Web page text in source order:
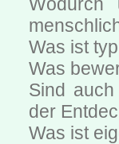
Was ist
Was
Sind
der
Was ist